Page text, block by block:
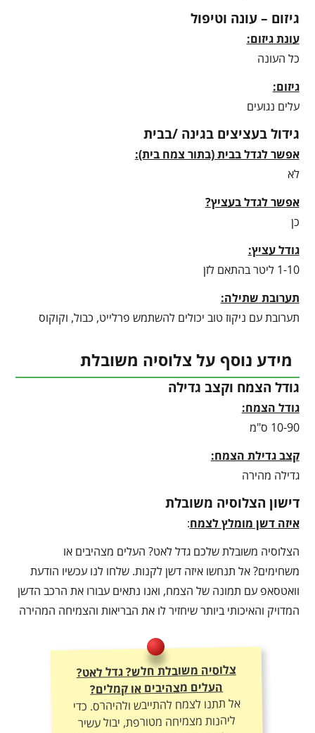
גיזום – עונה וטיפול
עונת גיזום:
כל העונה
גיזום:
עלים נגועים
גידול בעציצים בגינה /בבית
אפשר לגדל בבית (בתור צמח בית):
לא
אפשר לגדל בעציץ?
כן
גודל עציץ:
1-10 ליטר בהתאם לזן
תערובת שתילה:
תערובת עם ניקוז טוב יכולים להשתמש פרלייט, כבול, וקוקוס
מידע נוסף על צלוסיה משובלת
גודל הצמח וקצב גדילה
גודל הצמח:
10-90 ס"מ
קצב גדילת הצמח:
גדילה מהירה
דישון הצלוסיה משובלת
איזה דשן מומלץ לצמח:
הצלוסיה משובלת שלכם גדל לאט? העלים מצהיבים או
משחימים? אל תנחשו איזה דשן לקנות. שלחו לנו עכשיו הודעת
וואטסאפ עם תמונה של הצמח, ואנו נתאים עבורו את הרכב הדשן
המדויק והאיכותי ביותר שיחזיר לו את הבריאות והצמיחה המהירה
צלוסיה משובלת חלש? גדל לאט?
העלים מצהיבים או קמלים?
אל תתנו לצמח להתייבש ולהיהרס. כדי
ליהנות מצמיחה מטורפת, יבול עשיר
ועלוקה ירוקה – חובה להתאים לו את